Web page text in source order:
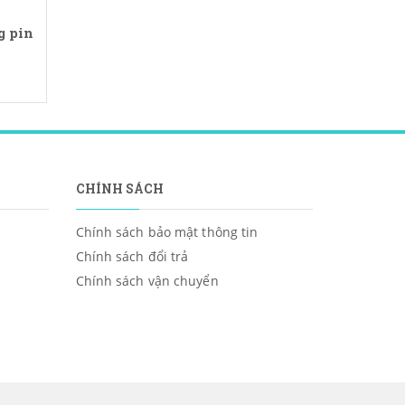
pin
CHÍNH SÁCH
Chính sách bảo mật thông tin
Chính sách đổi trả
Chính sách vận chuyển